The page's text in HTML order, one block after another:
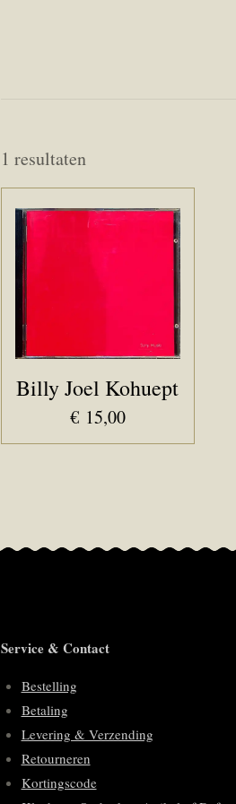
1 resultaten
Billy Joel Kohuept
€ 15,00
Service & Contact
Bestelling
Betaling
Levering & Verzending
Retourneren
Kortingscode